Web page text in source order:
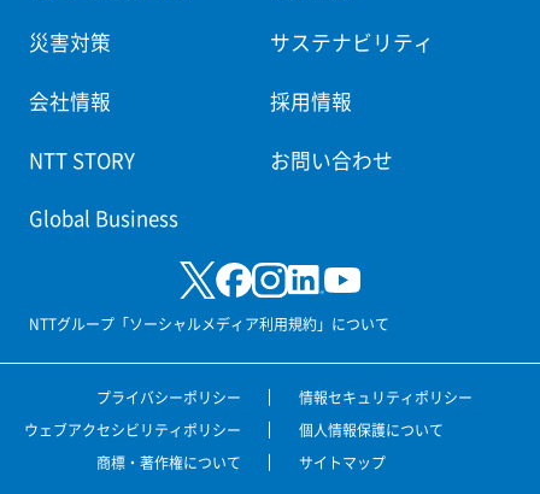
災害対策 サステナビリティ
会社情報 採用情報
NTT STORY お問い合わせ
Global Business
NTTグループ「ソーシャルメディア利用規約」について
プライバシーポリシー
情報セキュリティポリシー
ウェブアクセシビリティポリシー
個人情報保護について
商標・著作権について
サイトマップ